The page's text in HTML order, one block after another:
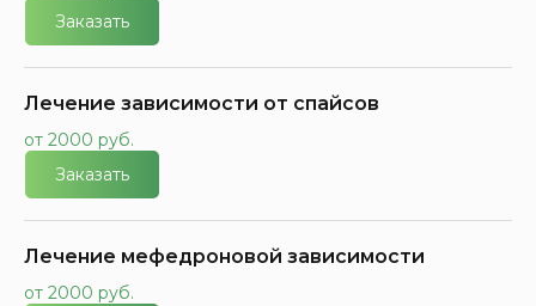
Заказать
Лечение зависимости от спайсов
от 2000 руб.
Заказать
Лечение мефедроновой зависимости
от 2000 руб.